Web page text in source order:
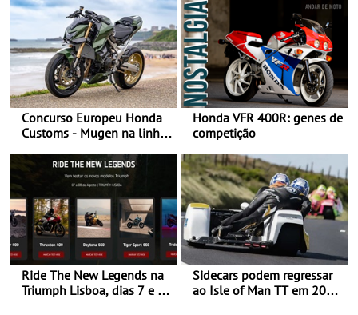
Concurso Europeu Honda
Customs - Mugen na linha
ganhar
Honda VFR 400R: genes de
competição
Ride The New Legends na
Triumph Lisboa, dias 7 e 8
Sidecars podem regressar
ao Isle of Man TT em 2027